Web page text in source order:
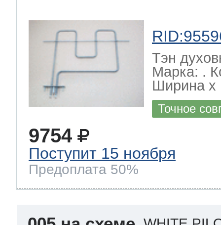
Тэн
Марка: .
Ширина х
Точное
9754
Поступит 15 ноября
Предоплата 50%